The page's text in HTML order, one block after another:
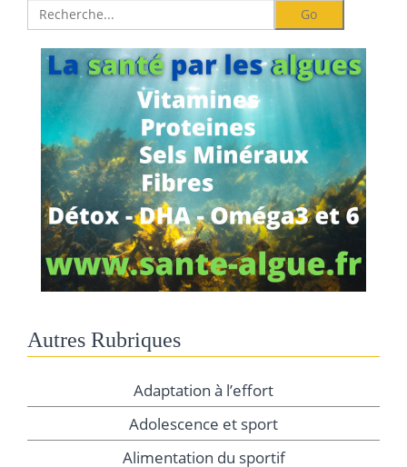
Autres Rubriques
Adaptation à l’effort
Adolescence et sport
Alimentation du sportif